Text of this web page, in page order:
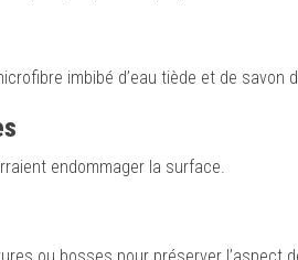
imbibé d’eau tiède et de
endommager la surface.